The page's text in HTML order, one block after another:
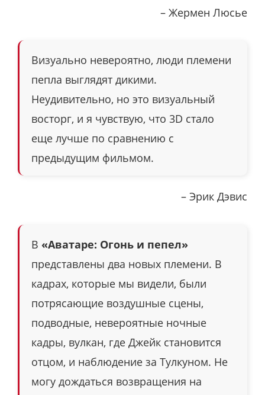
– Жермен Люсье
Визуально невероятно, люди племени
пепла выглядят дикими.
Неудивительно, но это визуальный
восторг, и я чувствую, что 3D стало
еще лучше по сравнению с
предыдущим фильмом.
– Эрик Дэвис
В «Аватаре: Огонь и пепел»
представлены два новых племени. В
кадрах, которые мы видели, были
потрясающие воздушные сцены,
подводные, невероятные ночные
кадры, вулкан, где Джейк становится
отцом, и наблюдение за Тулкуном. Не
могу дождаться возвращения на